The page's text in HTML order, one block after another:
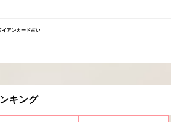
イアンカード占い
キング